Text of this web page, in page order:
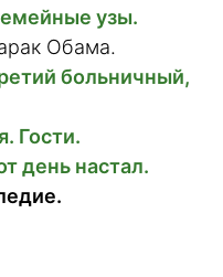
узы.
Обама.
больничный,
Гости.
день настал.